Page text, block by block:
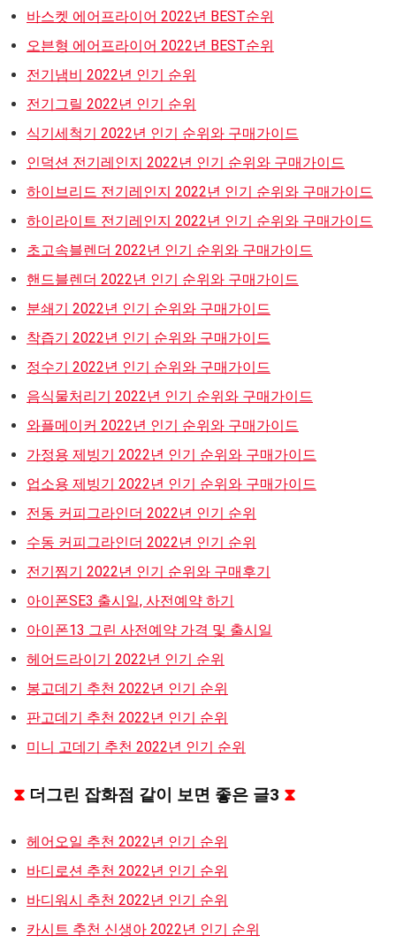
바스켓 에어프라이어 2022년 BEST순위
오븐형 에어프라이어 2022년 BEST순위
전기냄비 2022년 인기 순위
전기그릴 2022년 인기 순위
식기세척기 2022년 인기 순위와 구매가이드
인덕션 전기레인지 2022년 인기 순위와 구매가이드
하이브리드 전기레인지 2022년 인기 순위와 구매가이드
하이라이트 전기레인지 2022년 인기 순위와 구매가이드
초고속블렌더 2022년 인기 순위와 구매가이드
핸드블렌더 2022년 인기 순위와 구매가이드
분쇄기 2022년 인기 순위와 구매가이드
착즙기 2022년 인기 순위와 구매가이드
정수기 2022년 인기 순위와 구매가이드
음식물처리기 2022년 인기 순위와 구매가이드
와플메이커 2022년 인기 순위와 구매가이드
가정용 제빙기 2022년 인기 순위와 구매가이드
업소용 제빙기 2022년 인기 순위와 구매가이드
전동 커피그라인더 2022년 인기 순위
수동 커피그라인더 2022년 인기 순위
전기찜기 2022년 인기 순위와 구매후기
아이폰SE3 출시일, 사전예약 하기
아이폰13 그린 사전예약 가격 및 출시일
헤어드라이기 2022년 인기 순위
봉고데기 추천 2022년 인기 순위
판고데기 추천 2022년 인기 순위
미니 고데기 추천 2022년 인기 순위
⧗ 더그린 잡화점 같이 보면 좋은 글3 ⧗
헤어오일 추천 2022년 인기 순위
바디로션 추천 2022년 인기 순위
바디워시 추천 2022년 인기 순위
카시트 추천 신생아 2022년 인기 순위